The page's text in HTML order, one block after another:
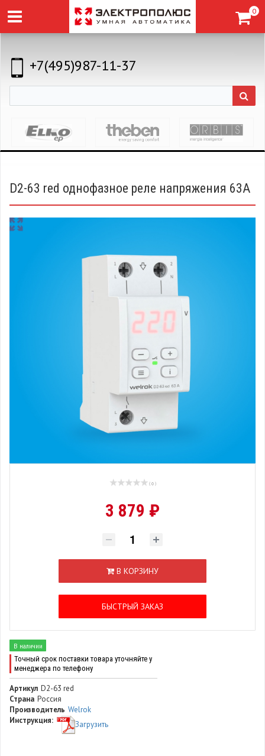
0
+7(495)987-11-37
D2-63 red однофазное реле напряжения 63A
( 0 )
3 879 ₽
В КОРЗИНУ
БЫСТРЫЙ ЗАКАЗ
В наличии
Точный срок поставки товара уточняйте у
менеджера по телефону
Артикул D2-63 red
Страна Россия
Производитель Welrok
Инструкция:
Загрузить